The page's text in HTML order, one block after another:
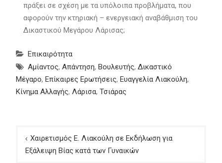
πράξει σε σχέση με τα υπόλοιπα προβλήματα, που
αφορούν την κτηριακή – ενεργειακή αναβάθμιση του
Δικαστικού Μεγάρου Λάρισας;
Επικαιρότητα
Αμίαντος, Απάντηση, Βουλευτής, Δικαστικό
Μέγαρο, Επίκαιρες Ερωτήσεις, Ευαγγελία Λιακούλη,
Κίνημα Αλλαγής, Λάρισα, Τσιάρας
Πλοήγηση
άρθρων
Χαιρετισμός Ε. Λιακούλη σε Εκδήλωση για
Εξάλειψη Βίας κατά των Γυναικών